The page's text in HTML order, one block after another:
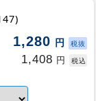
1,280 円 税抜
1,408 円 税込